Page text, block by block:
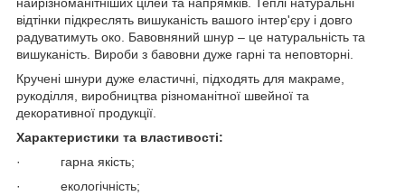
відтінки підкреслять вишуканість вашого інтер'єру і довго
радуватимуть око. Бавовняний шнур – це натуральність та
вишуканість. Вироби з бавовни дуже гарні та неповторні.
Кручені шнури дуже еластичні, підходять для макраме,
рукоділля, виробництва різноманітної швейної та
декоративної продукції.
Характеристики та властивості:
· гарна якість;
· екологічність;